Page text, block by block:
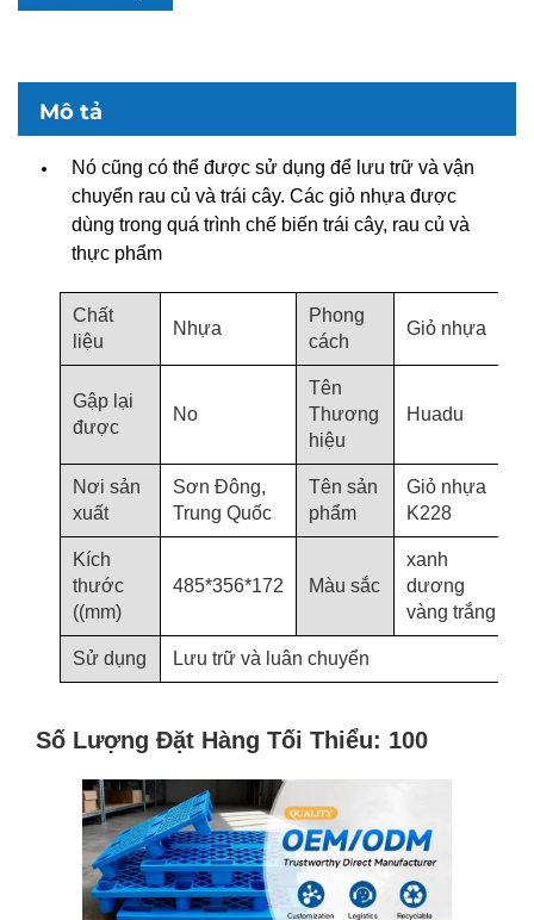
Mô tả
Nó cũng có thể được sử dụng để lưu trữ và vận
chuyển rau củ và trái cây. Các giỏ nhựa được
dùng trong quá trình chế biến trái cây, rau củ và
thực phẩm
Chất
liệu
Nhựa
Phong
cách
Giỏ nhựa
Gập lại
được
No
Tên
Thương
hiệu
Huadu
Nơi sản
xuất
Sơn Đông,
Trung Quốc
Tên sản
phẩm
Giỏ nhựa
K228
Kích
thước
((mm)
485*356*172 Màu sắc
xanh
dương
vàng trắng
Sử dụng Lưu trữ và luân chuyển
Số Lượng Đặt Hàng Tối Thiểu: 100